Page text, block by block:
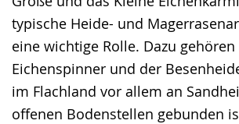
typische Heide- und
eine wichtige Rolle. Dazu
Eichenspinner und der
im Flachland vor allem an
offenen Bodenstellen gebunden